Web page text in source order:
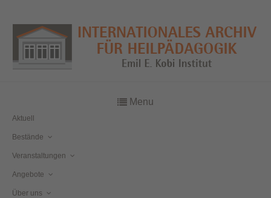
Menu
Aktuell
Bestände
Veranstaltungen
Angebote
Über uns